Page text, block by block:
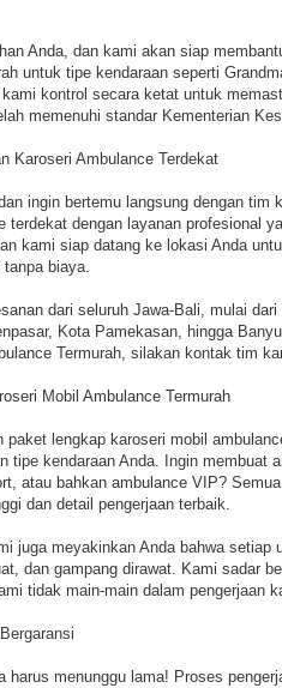
Anda, dan kami akan siap
untuk tipe kendaraan seperti
kontrol secara ketat untuk
memenuhi standar Kementerian
Karoseri Ambulance Terdekat
ingin bertemu langsung dengan tim
terdekat dengan layanan profesional
kami siap datang ke lokasi Anda
tanpa biaya.
dari seluruh Jawa-Bali, mulai
Kota Pamekasan, hingga
Termurah, silakan kontak tim
Mobil Ambulance Termurah
paket lengkap karoseri mobil
tipe kendaraan Anda. Ingin membuat
atau bahkan ambulance VIP?
dan detail pengerjaan terbaik.
juga meyakinkan Anda bahwa setiap
dan gampang dirawat. Kami sadar
tidak main-main dalam pengerjaan
harus menunggu lama! Proses